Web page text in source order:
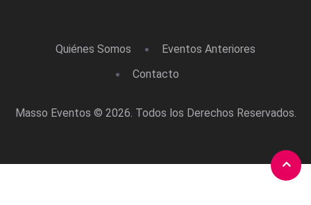
Quiénes Somos
Eventos Anteriores
Contacto
Masso Eventos © 2026. Todos los Derechos Reservados.